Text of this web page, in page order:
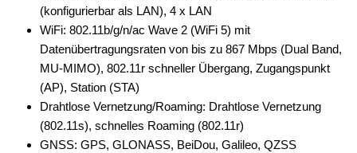
(konfigurierbar als LAN), 4 x LAN
WiFi: 802.11b/g/n/ac Wave 2 (WiFi 5) mit
Datenübertragungsraten von bis zu 867 Mbps (Dual Band,
MU-MIMO), 802.11r schneller Übergang, Zugangspunkt
(AP), Station (STA)
Drahtlose Vernetzung/Roaming: Drahtlose Vernetzung
(802.11s), schnelles Roaming (802.11r)
GNSS: GPS, GLONASS, BeiDou, Galileo, QZSS